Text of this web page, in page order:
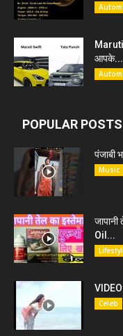
आपके...
POPULAR POSTS
पंजाबी
Music
Oil...
Celeb